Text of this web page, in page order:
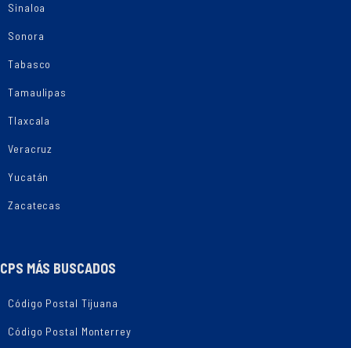
Sinaloa
Sonora
Tabasco
Tamaulipas
Tlaxcala
Veracruz
Yucatán
Zacatecas
CPS MÁS BUSCADOS
Código Postal Tijuana
Código Postal Monterrey